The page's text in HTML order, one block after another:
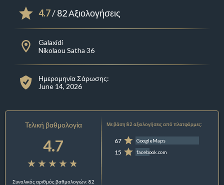
4.7/ 82 Αξιολογήσεις
Galaxidi
Nikolaou Satha 36
Ημερομηνία Σάρωσης:
June 14, 2026
Τελική βαθμολογία
4.7
Συνολικός αριθμός βαθμολογιών: 82
Με βάση 82 αξιολογήσεις από πλατφόρμες:
67 GoogleMaps
15 facebook.com